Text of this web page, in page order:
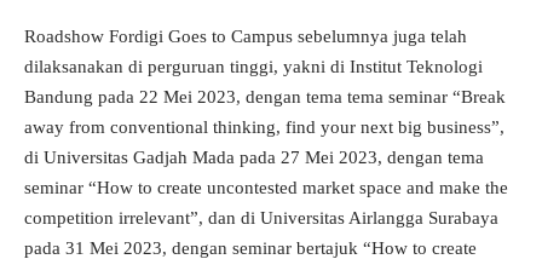
Roadshow Fordigi Goes to Campus sebelumnya juga telah
dilaksanakan di perguruan tinggi, yakni di Institut Teknologi
Bandung pada 22 Mei 2023, dengan tema tema seminar “Break
away from conventional thinking, find your next big business”,
di Universitas Gadjah Mada pada 27 Mei 2023, dengan tema
seminar “How to create uncontested market space and make the
competition irrelevant”, dan di Universitas Airlangga Surabaya
pada 31 Mei 2023, dengan seminar bertajuk “How to create